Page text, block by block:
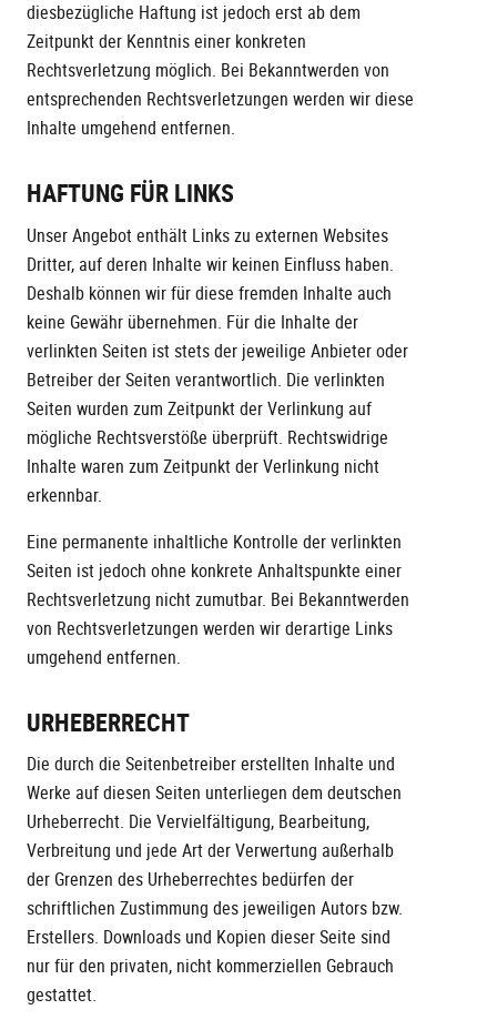
diesbezügliche Haftung ist jedoch erst ab dem
Zeitpunkt der Kenntnis einer konkreten
Rechtsverletzung möglich. Bei Bekanntwerden von
entsprechenden Rechtsverletzungen werden wir diese
Inhalte umgehend entfernen.
HAFTUNG FÜR LINKS
Unser Angebot enthält Links zu externen Websites
Dritter, auf deren Inhalte wir keinen Einfluss haben.
Deshalb können wir für diese fremden Inhalte auch
keine Gewähr übernehmen. Für die Inhalte der
verlinkten Seiten ist stets der jeweilige Anbieter oder
Betreiber der Seiten verantwortlich. Die verlinkten
Seiten wurden zum Zeitpunkt der Verlinkung auf
mögliche Rechtsverstöße überprüft. Rechtswidrige
Inhalte waren zum Zeitpunkt der Verlinkung nicht
erkennbar.
Eine permanente inhaltliche Kontrolle der verlinkten
Seiten ist jedoch ohne konkrete Anhaltspunkte einer
Rechtsverletzung nicht zumutbar. Bei Bekanntwerden
von Rechtsverletzungen werden wir derartige Links
umgehend entfernen.
URHEBERRECHT
Die durch die Seitenbetreiber erstellten Inhalte und
Werke auf diesen Seiten unterliegen dem deutschen
Urheberrecht. Die Vervielfältigung, Bearbeitung,
Verbreitung und jede Art der Verwertung außerhalb
der Grenzen des Urheberrechtes bedürfen der
schriftlichen Zustimmung des jeweiligen Autors bzw.
Erstellers. Downloads und Kopien dieser Seite sind
nur für den privaten, nicht kommerziellen Gebrauch
gestattet.